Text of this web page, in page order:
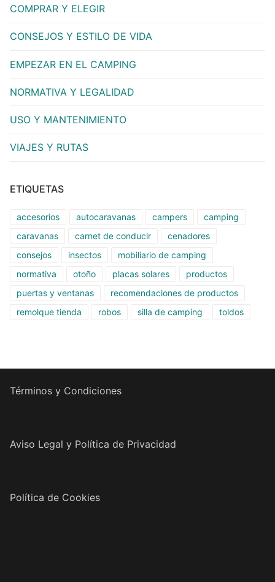
COMPRAR Y ELEGIR
CONSEJOS Y ESTILO DE VIDA
EMPEZAR EN EL CAMPING
NORMATIVA Y LEGALIDAD
USO Y MANTENIMIENTO
VIAJES Y RUTAS
ETIQUETAS
accesorios autocaravanas campers
camping
caravanas
carnet de conducir
cenadores
consejos
insectos
mobiliario de camping
normativa
otoño placas solares
productos
puertas y ventanas
recomendaciones de productos
remolque tienda
robos silla de camping toldos
Términos y Condiciones
Aviso Legal y Política de Privacidad
Política de Cookies